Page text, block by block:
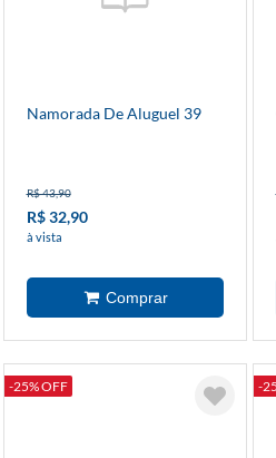
Namorada De Aluguel 39
R$ 43,90
R$ 32,90
à vista
-25% OFF -